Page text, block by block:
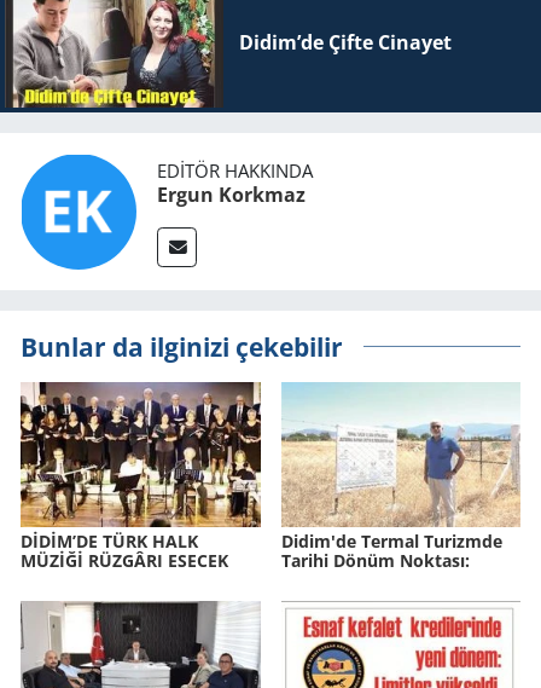
Didim’de Çifte Ci­na­yet
EDITÖR HAKKINDA
Ergun Korkmaz
Bunlar da ilginizi çekebilir
DİDİM’DE TÜRK HALK
MÜZİĞİ RÜZ­GÂ­RI ESECEK
Didim'de Ter­mal Tu­rizm­de
Ta­ri­hi Dönüm Nok­ta­sı: